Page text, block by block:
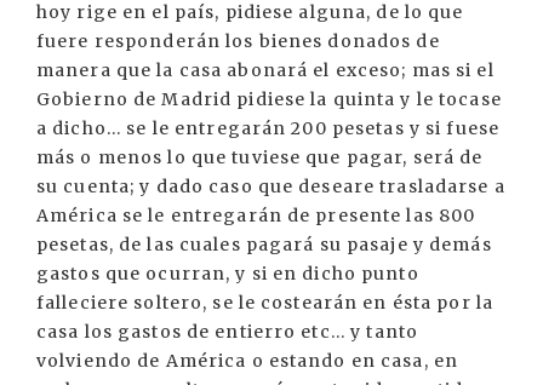
hoy rige en el país, pidiese alguna, de lo que
fuere responderán los bienes donados de
manera que la casa abonará el exceso; mas si el
Gobierno de Madrid pidiese la quinta y le tocase
a dicho... se le entregarán 200 pesetas y si fuese
más o menos lo que tuviese que pagar, será de
su cuenta; y dado caso que deseare trasladarse a
América se le entregarán de presente las 800
pesetas, de las cuales pagará su pasaje y demás
gastos que ocurran, y si en dicho punto
falleciere soltero, se le costearán en ésta por la
casa los gastos de entierro etc... y tanto
volviendo de América o estando en casa, en